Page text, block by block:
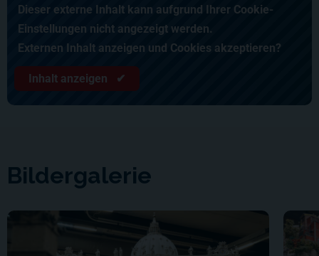
Dieser externe Inhalt kann aufgrund Ihrer Cookie-
Einstellungen nicht angezeigt werden.
Externen Inhalt anzeigen und Cookies akzeptieren?
Inhalt anzeigen ✔
Bildergalerie